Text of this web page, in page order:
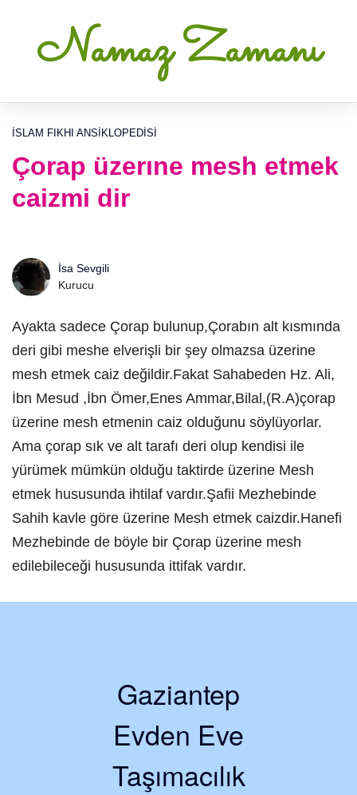
Namaz Zamanı
İSLAM FIKHI ANSIKLOPEDISI
Çorap üzerıne mesh etmek
caizmi dir
İsa Sevgili
Kurucu
Ayakta sadece Çorap bulunup,Çorabın alt kısmında
deri gibi meshe elverişli bir şey olmazsa üzerine
mesh etmek caiz değildir.Fakat Sahabeden Hz. Ali,
İbn Mesud ,İbn Ömer,Enes Ammar,Bilal,(R.A)çorap
üzerine mesh etmenin caiz olduğunu söylüyorlar.
Ama çorap sık ve alt tarafı deri olup kendisi ile
yürümek mümkün olduğu taktirde üzerine Mesh
etmek hususunda ihtilaf vardır.Şafii Mezhebinde
Sahih kavle göre üzerine Mesh etmek caizdir.Hanefi
Mezhebinde de böyle bir Çorap üzerine mesh
edilebileceği hususunda ittifak vardır.
Gaziantep
Evden Eve
Taşımacılık